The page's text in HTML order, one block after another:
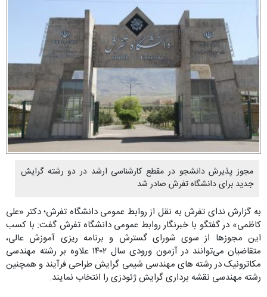
مجوز پذیرش دانشجو در مقطع کارشناسی ارشد در دو رشته گرایش
جدید برای دانشگاه تفرش صادر شد
به گزارش ندای تفرش به نقل از روابط عمومی دانشگاه تفرش؛ دکتر «علی
کاظمی» در گفتگو با خبرنگار روابط عمومی دانشگاه تفرش گفت: با کسب
این مجوزها از سوی شورای گسترش و برنامه ریزی آموزش عالی،
متقاضیان می‌توانند در آزمون ورودی سال ۱۴۰۲ علاوه بر رشته مهندسی
مکاترونیک در رشته های مهندسی شیمی گرایش طراحی فرآیند و همچنین
رشته مهندسی نقشه برداری گرایش ژئودزی را انتخاب نمایند.